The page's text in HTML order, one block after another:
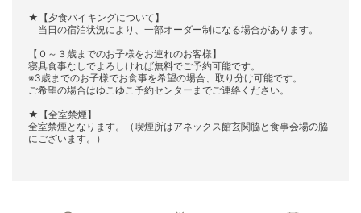
★【夕食バイキングについて】
当日の宿泊状況により、一部オーダー制になる場合があります。
【０～３歳までのお子様をお連れのお客様】
寝具食事なしでよろしければ無料でご予約可能です。
※3歳までのお子様でお食事を希望の場合、取り分け可能です。
ご希望の場合はゆこゆこ予約センターまでご連絡ください。
★【全室禁煙】
全室禁煙となります。（喫煙所はアネックス館玄関脇と食事会場の脇
にございます。）